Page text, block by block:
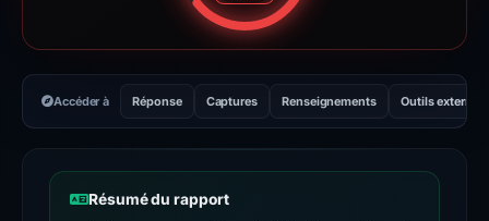
Accéder à Réponse Captures Renseignements Outils externes
Résumé du rapport